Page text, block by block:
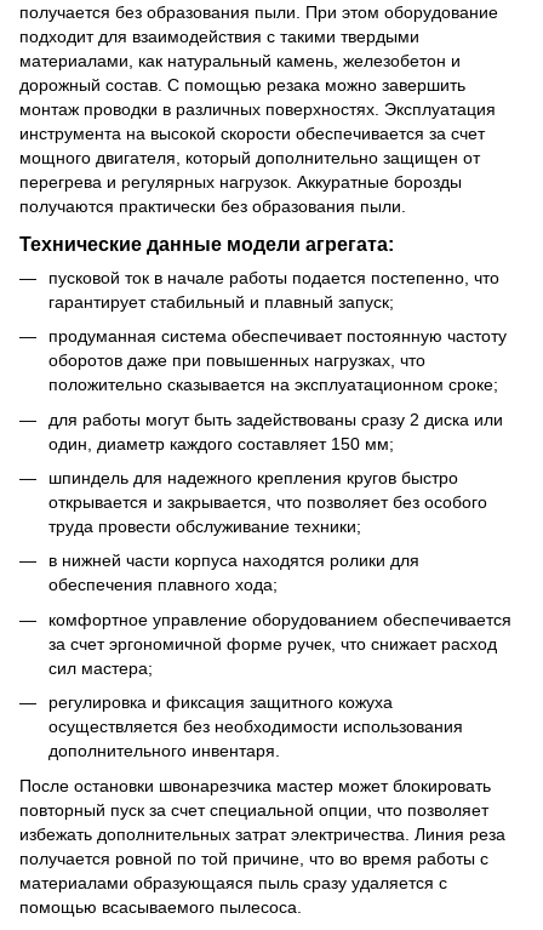
получается без образования пыли. При этом оборудование
подходит для взаимодействия с такими твердыми
материалами, как натуральный камень, железобетон и
дорожный состав. С помощью резака можно завершить
монтаж проводки в различных поверхностях. Эксплуатация
инструмента на высокой скорости обеспечивается за счет
мощного двигателя, который дополнительно защищен от
перегрева и регулярных нагрузок. Аккуратные борозды
получаются практически без образования пыли.
Технические данные модели агрегата:
пусковой ток в начале работы подается постепенно, что
гарантирует стабильный и плавный запуск;
продуманная система обеспечивает постоянную частоту
оборотов даже при повышенных нагрузках, что
положительно сказывается на эксплуатационном сроке;
для работы могут быть задействованы сразу 2 диска или
один, диаметр каждого составляет 150 мм;
шпиндель для надежного крепления кругов быстро
открывается и закрывается, что позволяет без особого
труда провести обслуживание техники;
в нижней части корпуса находятся ролики для
обеспечения плавного хода;
комфортное управление оборудованием обеспечивается
за счет эргономичной форме ручек, что снижает расход
сил мастера;
регулировка и фиксация защитного кожуха
осуществляется без необходимости использования
дополнительного инвентаря.
После остановки швонарезчика мастер может блокировать
повторный пуск за счет специальной опции, что позволяет
избежать дополнительных затрат электричества. Линия реза
получается ровной по той причине, что во время работы с
материалами образующаяся пыль сразу удаляется с
помощью всасываемого пылесоса.